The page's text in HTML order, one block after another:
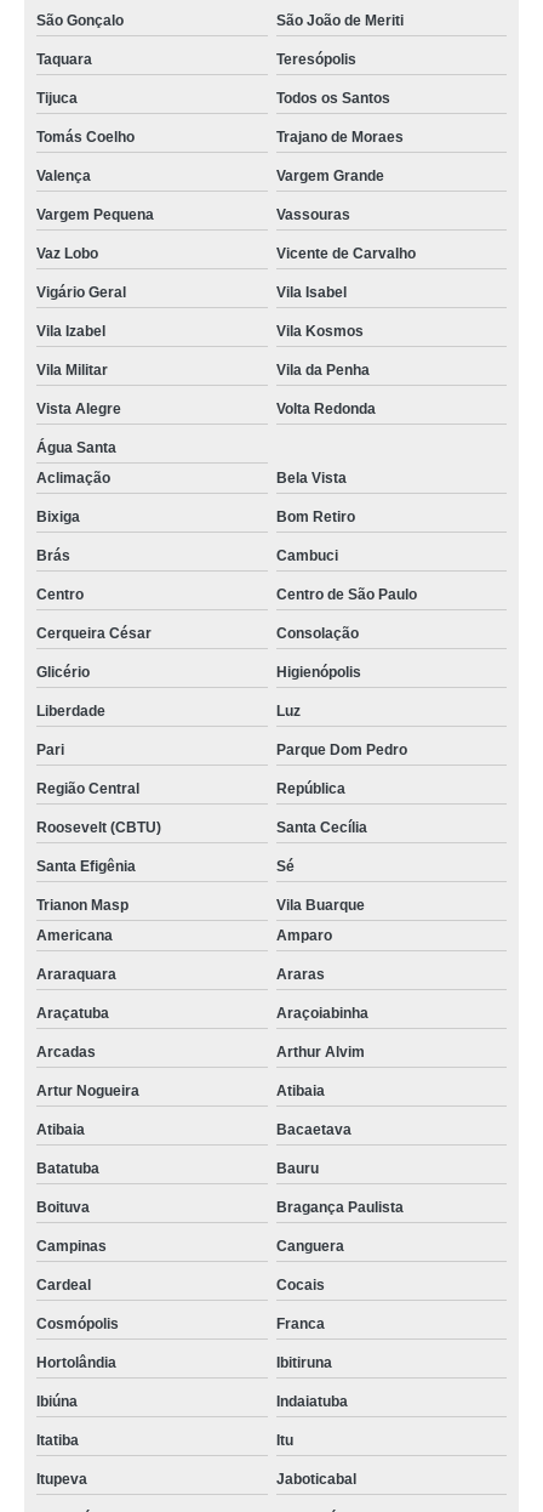
São Gonçalo São João de Meriti
Taquara Teresópolis
Tijuca Todos os Santos
Tomás Coelho Trajano de Moraes
Valença Vargem Grande
Vargem Pequena Vassouras
Vaz Lobo Vicente de Carvalho
Vigário Geral Vila Isabel
Vila Izabel Vila Kosmos
Vila Militar Vila da Penha
Vista Alegre Volta Redonda
Água Santa
Aclimação
Bela Vista
Bixiga Bom Retiro
Brás Cambuci
Centro Centro de São Paulo
Cerqueira César Consolação
Glicério Higienópolis
Liberdade Luz
Pari Parque Dom Pedro
Região Central República
Roosevelt (CBTU) Santa Cecília
Santa Efigênia Sé
Trianon Masp
Vila Buarque
Americana
Amparo
Araraquara Araras
Araçatuba Araçoiabinha
Arcadas Arthur Alvim
Artur Nogueira Atibaia
Atibaia Bacaetava
Batatuba Bauru
Boituva Bragança Paulista
Campinas Canguera
Cardeal Cocais
Cosmópolis Franca
Hortolândia Ibitiruna
Ibiúna Indaiatuba
Itatiba Itu
Itupeva Jaboticabal